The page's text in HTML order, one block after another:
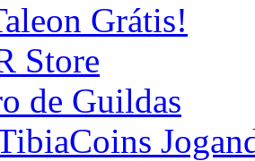
Grátis!
Store
de Guildas